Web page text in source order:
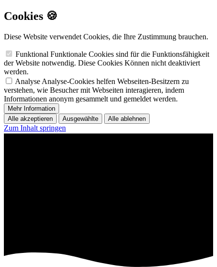
Cookies 🍪
Diese Website verwendet Cookies, die Ihre Zustimmung brauchen.
Funktional Funktionale Cookies sind für die Funktionsfähigkeit
der Website notwendig. Diese Cookies Können nicht deaktiviert
werden.
Analyse Analyse-Cookies helfen Webseiten-Besitzern zu
verstehen, wie Besucher mit Webseiten interagieren, indem
Informationen anonym gesammelt und gemeldet werden.
Mehr Information
Alle akzeptieren
Ausgewählte Alle ablehnen
Zum Inhalt springen